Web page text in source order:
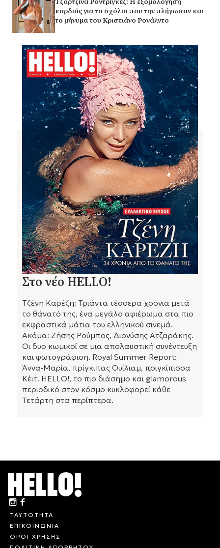
καρδιάς για τα σχόλια που την πλήγωσαν και
το μήνυμα του Κριστιάνο Ρονάλντο
Στο νέο HELLO!
Τζένη Καρέζη: Τριάντα τέσσερα χρόνια μετά
το θάνατό της, ένα μεγάλο αφιέρωμα στα πιο
εκφραστικά μάτια του ελληνικού σινεμά.
Ακόμα: Ζήσης Ρούμπος, Διονύσης Ατζαράκης.
Οι δυο κωμικοί σε μια απολαυστική συνέντευξη
και φωτογράφιση. Royal Summer Report:
Άννα-Μαρία, πρίγκιπας Ουίλιαμ, πριγκίπισσα
Κέιτ. HELLO!, το πιο διάσημο και glamorous
περιοδικό στον κόσμο κυκλοφορεί κάθε
Τετάρτη στα περίπτερα.
ΤΑΥΤΟΤΗΤΑ
ΕΠΙΚΟΙΝΩΝΙΑ
ΟΡΟΙ ΧΡΗΣΗΣ